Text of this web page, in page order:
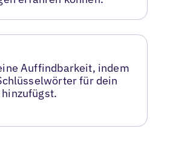
Auffindbarkeit, indem
für dein